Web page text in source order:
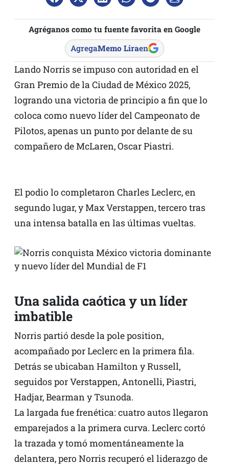
Agréganos como tu fuente favorita en Google
AgregaMemo Liraen
Lando Norris se impuso con autoridad en el
Gran Premio de la Ciudad de México 2025,
logrando una victoria de principio a fin que lo
coloca como nuevo líder del Campeonato de
Pilotos, apenas un punto por delante de su
compañero de McLaren, Oscar Piastri.
El podio lo completaron Charles Leclerc, en
segundo lugar, y Max Verstappen, tercero tras
una intensa batalla en las últimas vueltas.
Una salida caótica y un líder
imbatible
Norris partió desde la pole position,
acompañado por Leclerc en la primera fila.
Detrás se ubicaban Hamilton y Russell,
seguidos por Verstappen, Antonelli, Piastri,
Hadjar, Bearman y Tsunoda.
La largada fue frenética: cuatro autos llegaron
emparejados a la primera curva. Leclerc cortó
la trazada y tomó momentáneamente la
delantera, pero Norris recuperó el liderazgo de